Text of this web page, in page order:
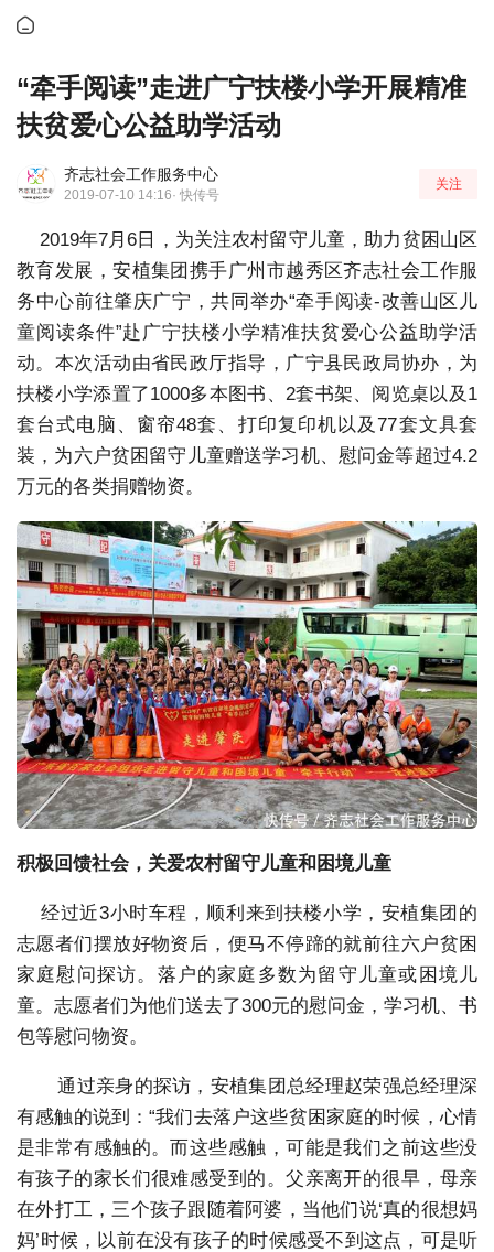
“牵手阅读”走进广宁扶楼小学开展精准
扶贫爱心公益助学活动
齐志社会工作服务中心
2019-07-10 14:16· 快传号
关注
2019年7月6日，为关注农村留守儿童，助力贫困山区
教育发展，安植集团携手广州市越秀区齐志社会工作服
务中心前往肇庆广宁，共同举办“牵手阅读-改善山区儿
童阅读条件”赴广宁扶楼小学精准扶贫爱心公益助学活
动。本次活动由省民政厅指导，广宁县民政局协办，为
扶楼小学添置了1000多本图书、2套书架、阅览桌以及1
套台式电脑、窗帘48套、打印复印机以及77套文具套
装，为六户贫困留守儿童赠送学习机、慰问金等超过4.2
万元的各类捐赠物资。
积极回馈社会，关爱农村留守儿童和困境儿童
经过近3小时车程，顺利来到扶楼小学，安植集团的
志愿者们摆放好物资后，便马不停蹄的就前往六户贫困
家庭慰问探访。落户的家庭多数为留守儿童或困境儿
童。志愿者们为他们送去了300元的慰问金，学习机、书
包等慰问物资。
通过亲身的探访，安植集团总经理赵荣强总经理深
有感触的说到：“我们去落户这些贫困家庭的时候，心情
是非常有感触的。而这些感触，可能是我们之前这些没
有孩子的家长们很难感受到的。父亲离开的很早，母亲
在外打工，三个孩子跟随着阿婆，当他们说‘真的很想妈
妈’时候，以前在没有孩子的时候感受不到这点，可是听